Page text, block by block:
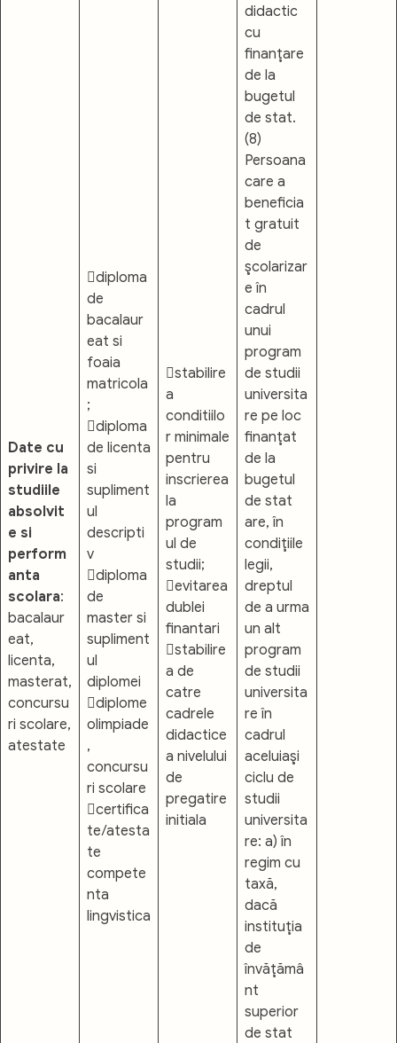
Date cu
privire la
studiile
absolvit
e si
perform
anta
scolara:
bacalaur
eat,
licenta,
masterat,
concursu
ri scolare,
atestate
diploma
de
bacalaur
eat si
foaia
matricola
;
diploma
de licenta
si
supliment
ul
descripti
v
diploma
de
master si
supliment
ul
diplomei
diplome
olimpiade
,
concursu
ri scolare
certifica
te/atesta
te
compete
nta
lingvistica
stabilire
a
conditiilo
r minimale
pentru
inscrierea
la
program
ul de
studii;
evitarea
dublei
finantari
stabilire
a de
catre
cadrele
didactice
a nivelului
de
pregatire
initiala
didactic
cu
finanţare
de la
bugetul
de stat.
(8)
Persoana
care a
beneficia
t gratuit
de
şcolarizar
e în
cadrul
unui
program
de studii
universita
re pe loc
finanţat
de la
bugetul
de stat
are, în
condiţiile
legii,
dreptul
de a urma
un alt
program
de studii
universita
re în
cadrul
aceluiaşi
ciclu de
studii
universita
re: a) în
regim cu
taxă,
dacă
instituţia
de
învăţămâ
nt
superior
de stat